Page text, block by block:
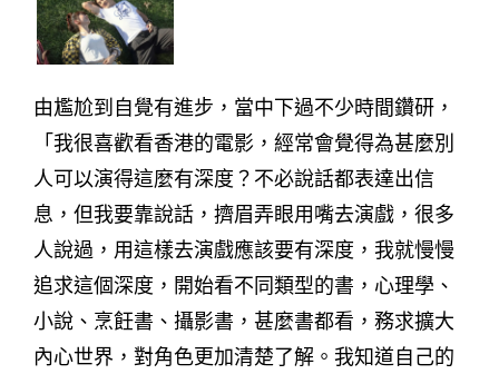
由尷尬到自覺有進步，當中下過不少時間鑽研，
「我很喜歡看香港的電影，經常會覺得為甚麼別
人可以演得這麼有深度？不必說話都表達出信
息，但我要靠說話，擠眉弄眼用嘴去演戲，很多
人說過，用這樣去演戲應該要有深度，我就慢慢
追求這個深度，開始看不同類型的書，心理學、
小說、烹飪書、攝影書，甚麼書都看，務求擴大
內心世界，對角色更加清楚了解。我知道自己的